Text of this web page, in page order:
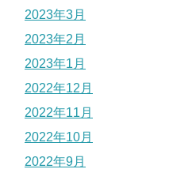
2023年3月
2023年2月
2023年1月
2022年12月
2022年11月
2022年10月
2022年9月